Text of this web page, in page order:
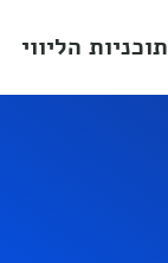
תוכניות הליווי